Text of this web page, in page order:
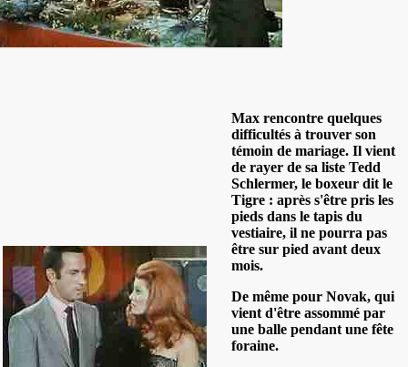
Max rencontre quelques
difficultés à trouver son
témoin de mariage. Il vient
de rayer de sa liste Tedd
Schlermer, le boxeur dit le
Tigre : après s'être pris les
pieds dans le tapis du
vestiaire, il ne pourra pas
être sur pied avant deux
mois.
De même pour Novak, qui
vient d'être assommé par
une balle pendant une fête
foraine.